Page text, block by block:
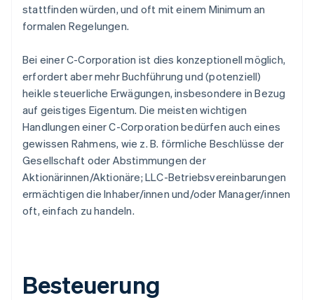
stattfinden würden, und oft mit einem Minimum an
formalen Regelungen.
Bei einer C-Corporation ist dies konzeptionell möglich,
erfordert aber mehr Buchführung und (potenziell)
heikle steuerliche Erwägungen, insbesondere in Bezug
auf geistiges Eigentum. Die meisten wichtigen
Handlungen einer C-Corporation bedürfen auch eines
gewissen Rahmens, wie z. B. förmliche Beschlüsse der
Gesellschaft oder Abstimmungen der
Aktionärinnen/Aktionäre; LLC-Betriebsvereinbarungen
ermächtigen die Inhaber/innen und/oder Manager/innen
oft, einfach zu handeln.
Besteuerung